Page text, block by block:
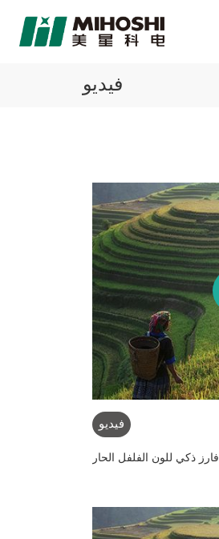
فيديو
فيديو
فارز ذكي للون الفلفل الحار